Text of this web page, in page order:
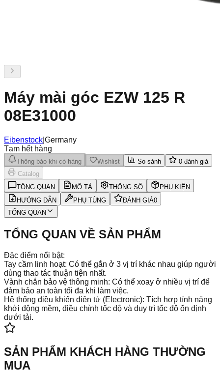
Máy mài góc EZW 125 R
08E31000
Eibenstock Germany
Tạm hết hàng
Thông báo khi có hàng Wishlist So sánh 0 đánh giá
Catalog
TỔNG QUAN
MÔ TẢ THÔNG SỐ
PHỤ KIỆN
HƯỚNG DẪN
PHỤ TÙNG ĐÁNH GIÁ0
TỔNG QUAN
TỔNG QUAN VỀ SẢN PHẨM
Đặc điểm nổi bật:
Tay cầm linh hoạt: Có thể gắn ở 3 vị trí khác nhau giúp người
dùng thao tác thuận tiện nhất.
Vành chắn bảo vệ thông minh: Có thể xoay ở nhiều vị trí để
đảm bảo an toàn tối đa khi làm việc.
Hệ thống điều khiển điện tử (Electronic): Tích hợp tính năng
khởi động mềm, điều chỉnh tốc độ và duy trì tốc độ ổn định
dưới tải.
SẢN PHẨM KHÁCH HÀNG THƯỜNG
MUA